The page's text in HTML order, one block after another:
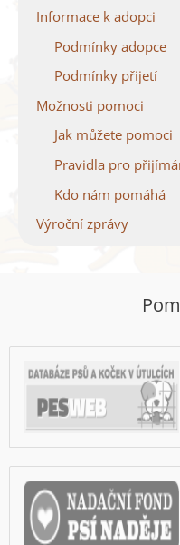
Informace k adopci
Podmínky adopce
Podmínky přijetí
Možnosti pomoci
Jak můžete pomoci
Pravidla pro
Kdo nám pomáhá
Výroční zprávy